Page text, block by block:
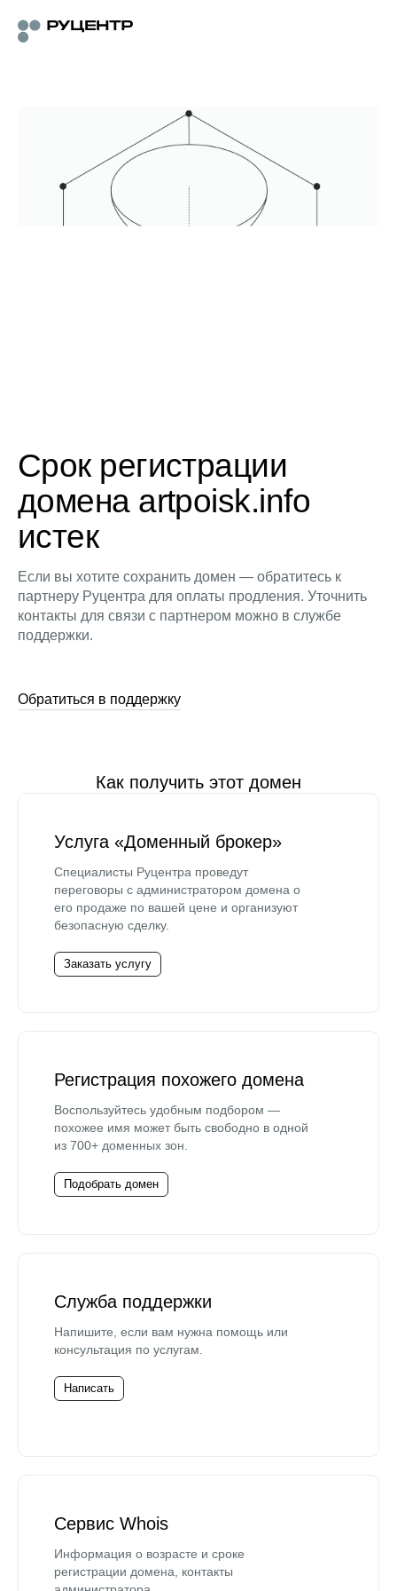
Срок регистрации
домена artpoisk.info
истек
Если вы хотите сохранить домен — обратитесь к
партнеру Руцентра для оплаты продления. Уточнить
контакты для связи с партнером можно в службе
поддержки.
Обратиться в поддержку
Как получить этот домен
Услуга «Доменный брокер»
Специалисты Руцентра проведут
переговоры с администратором домена о
его продаже по вашей цене и организуют
безопасную сделку.
Заказать услугу
Регистрация похожего домена
Воспользуйтесь удобным подбором —
похожее имя может быть свободно в одной
из 700+ доменных зон.
Подобрать домен
Служба поддержки
Напишите, если вам нужна помощь или
консультация по услугам.
Написать
Сервис Whois
Информация о возрасте и сроке
регистрации домена, контакты